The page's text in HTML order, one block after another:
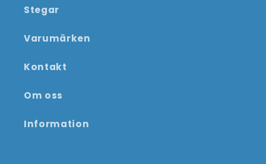
Stegar
Varumärken
Kontakt
Om oss
Information